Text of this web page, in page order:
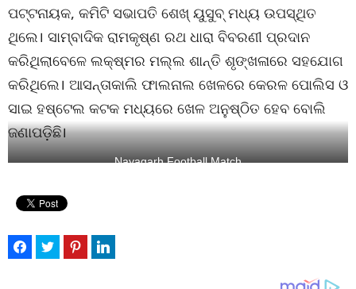
ପଟ୍ଟନାୟକ, କମିଟି ସଭାପତି ଶେଖ୍ ୟୁସୁବ୍ ମଧ୍ୟ ଉପସ୍ଥିତ
ଥିଲେ। ସାମ୍ବାଦିକ ରାମକୃଷ୍ଣ ରଥ ଧାରା ବିବରଣୀ ପ୍ରଦାନ
କରିଥିଲାବେଳେ ଲକ୍ଷ୍ମର ମଲ୍ଲ ଶାନ୍ତି ଶୃଙ୍ଖଳାରେ ସହଯୋଗ
କରିଥିଲେ। ଆସନ୍ତାକାଲି ଫାଲନାଲ ଖେଳରେ କେରଳ ପୋଲିସ ଓ
ସାଇ ହଷ୍ଟେଲ କଟକ ମଧ୍ୟରେ ଖେଳ ଅନୁଷ୍ଠିତ ହେବ ବୋଲି
ଜଣାପଡ଼ିଛି।
Nayagarh Football Match